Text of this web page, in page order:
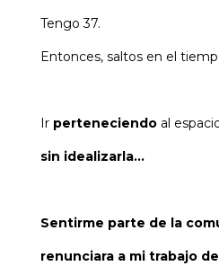
Tengo 37.
Entonces, saltos en el
Ir perteneciendoal
sin idealizarla…
Sentirme parte de la
renunciara a mi trabajo